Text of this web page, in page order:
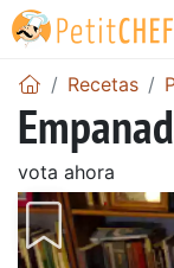
Recetas
vota ahora